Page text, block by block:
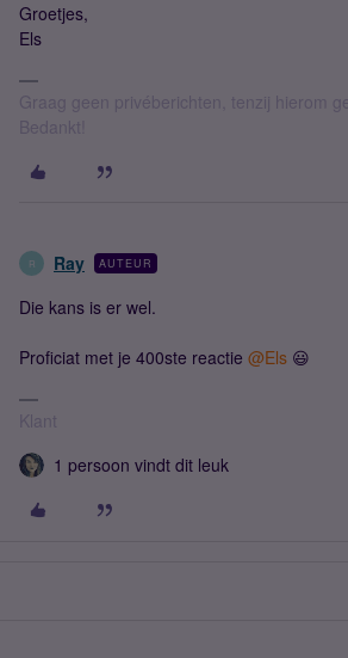
Groetjes,
Els
Graag geen privéberichten, tenzij hierom
Bedankt!
R Ray AUTEUR
Die kans is er wel.
Proficiat met je 400ste reactie @Els 😃
Klant
1 persoon vindt dit leuk